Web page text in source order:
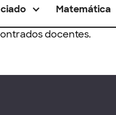
Matemática
docentes.